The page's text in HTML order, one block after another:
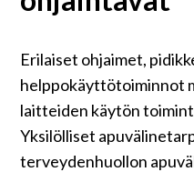
Saavutettavuus
På svenska
Erilaiset ohjaimet,
helppokäyttötoiminnot
laitteiden käytön
Yksilölliset
terveydenhuollon